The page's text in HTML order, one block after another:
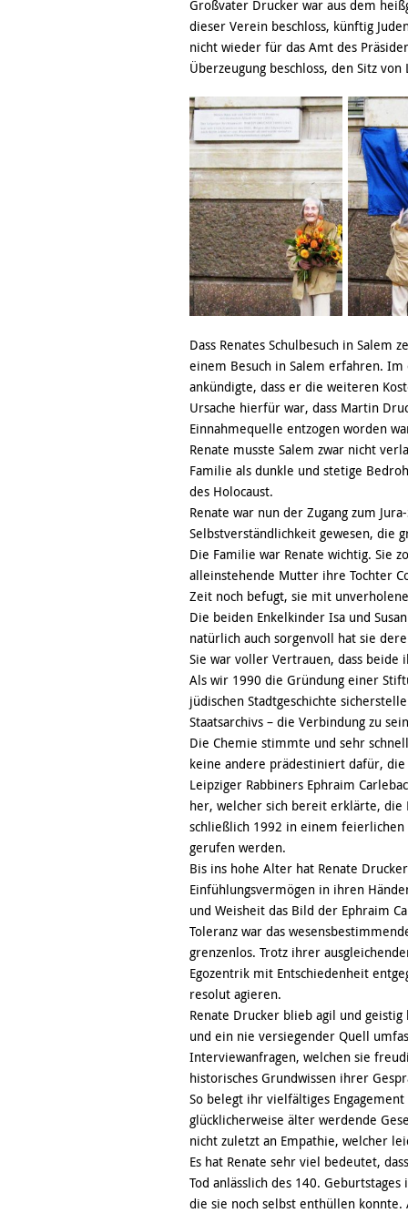
Großvater Drucker war aus dem
dieser Verein beschloss, künftig
nicht wieder für das Amt des
Überzeugung beschloss, den Sitz
Dass Renates Schulbesuch in
einem Besuch in Salem erfahren.
ankündigte, dass er die weiteren
Ursache hierfür war, dass Martin
Einnahmequelle entzogen worden
Renate musste Salem zwar nicht
Familie als dunkle und stetige
des Holocaust.
Renate war nun der Zugang zum
Selbstverständlichkeit gewesen, die
Die Familie war Renate wichtig. Sie
alleinstehende Mutter ihre Tochter
Zeit noch befugt, sie mit
Die beiden Enkelkinder Isa und
natürlich auch sorgenvoll hat sie
Sie war voller Vertrauen, dass beide
Als wir 1990 die Gründung einer
jüdischen Stadtgeschichte
Staatsarchivs – die Verbindung zu
Die Chemie stimmte und sehr
keine andere prädestiniert dafür,
Leipziger Rabbiners Ephraim
her, welcher sich bereit erklärte, die
schließlich 1992 in einem feierlichen
gerufen werden.
Bis ins hohe Alter hat Renate
Einfühlungsvermögen in ihren
und Weisheit das Bild der Ephraim
Toleranz war das
grenzenlos. Trotz ihrer
Egozentrik mit Entschiedenheit
resolut agieren.
Renate Drucker blieb agil und
und ein nie versiegender Quell
Interviewanfragen, welchen sie
historisches Grundwissen ihrer
So belegt ihr vielfältiges
glücklicherweise älter werdende
nicht zuletzt an Empathie, welcher
Es hat Renate sehr viel bedeutet,
Tod anlässlich des 140.
die sie noch selbst enthüllen